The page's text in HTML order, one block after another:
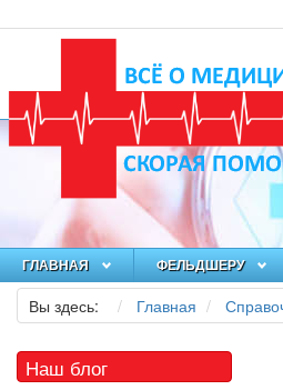
ГЛАВНАЯ ФЕЛЬДШЕРУ
Вы здесь: Главная
Наш блог
Как я заболел во время
Это странная ситуация:
вы соблюдали все меры
предосторожности
COVID-19 (вы почти все
время дома), но, тем не
менее, вы каким-то
образом простудились.
Вы можете задаться...